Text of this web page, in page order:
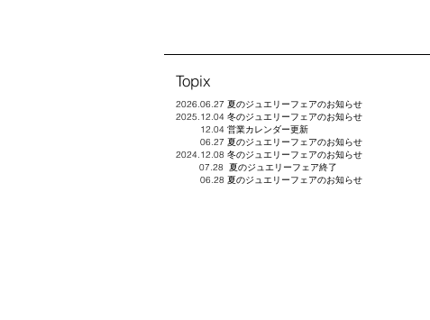
Topix
2026.06.27 夏のジュエリーフェアのお知らせ
2025.12.04 冬のジュエリーフェアのお知らせ
12.04 営業カレンダー更新
06.27 夏のジュエリーフェアのお知らせ
2024.12.08 冬のジュエリーフェアのお知らせ
07.28 夏のジュエリーフェア終了
06.28 夏のジュエリーフェアのお知らせ